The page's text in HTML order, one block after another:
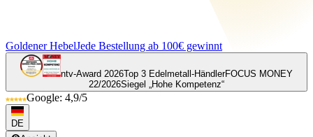
Goldener HebelJede Bestellung ab 100€ gewinnt
ntv-Award 2026Top 3 Edelmetall-HändlerFOCUS MONEY
22/2026Siegel „Hohe Kompetenz“
Google: 4,9/5
DE